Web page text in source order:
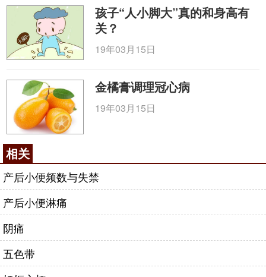
孩子“人小脚大”真的和身高有
关？
19年03月15日
金橘膏调理冠心病
19年03月15日
相关
产后小便频数与失禁
产后小便淋痛
阴痛
五色带